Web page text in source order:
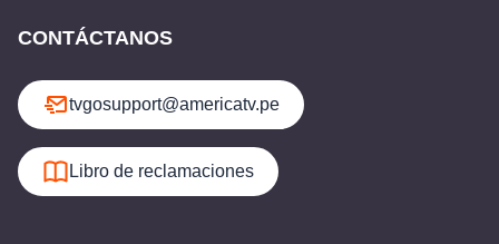
CONTÁCTANOS
tvgosupport@americatv.pe
Libro de reclamaciones